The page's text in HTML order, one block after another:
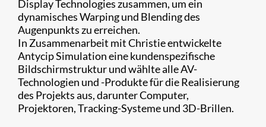
Display Technologies zusammen, um ein
dynamisches Warping und Blending des
Augenpunkts zu erreichen.
In Zusammenarbeit mit Christie entwickelte
Antycip Simulation eine kundenspezifische
Bildschirmstruktur und wählte alle AV-
Technologien und -Produkte für die Realisierung
des Projekts aus, darunter Computer,
Projektoren, Tracking-Systeme und 3D-Brillen.